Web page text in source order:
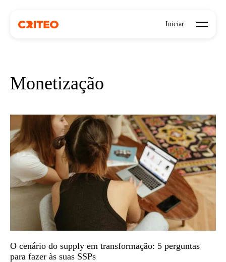
Iniciar Open
Monetização
O cenário do supply em transformação: 5 perguntas
para fazer às suas SSPs